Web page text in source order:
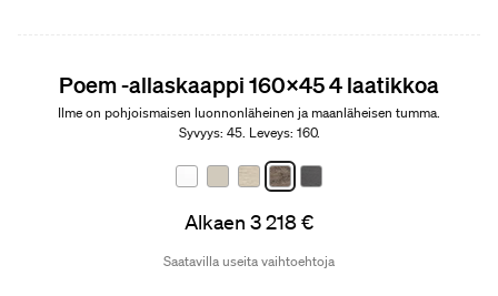
Poem -allaskaappi 160x45 4 laatikkoa
Ilme on pohjoismaisen luonnonläheinen ja maanläheisen tumma.
Syvyys: 45. Leveys: 160.
Alkaen 3 218 €
Saatavilla useita vaihtoehtoja